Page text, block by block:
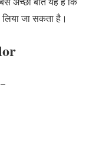
लिया जा सकता है।